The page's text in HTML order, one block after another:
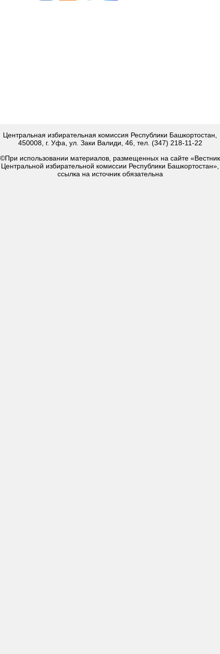
Центральная избирательная комиссия Республики Башкортостан,
450008, г. Уфа, ул. Заки Валиди, 46, тел. (347) 218-11-22
©При использовании материалов, размещенных на сайте «Вестник
Центральной избирательной комиссии Республики Башкортостан»,
ссылка на источник обязательна